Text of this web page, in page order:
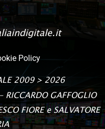
Policy
2009 > 2026
RICCARDO GAFFOGLIO
FIORE e SALVATORE